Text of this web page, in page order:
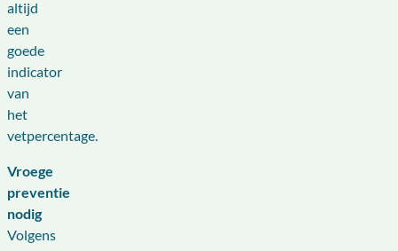
altijd
een
goede
indicator
van
het
vetpercentage.
Vroege
preventie
nodig
Volgens